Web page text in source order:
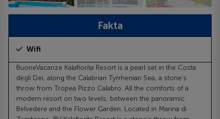
Fakta
Wifi
BuoneVacanze Kalafiorita Resort is a pearl set in the Costa
degli Dei, along the Calabrian Tyrrhenian Sea, a stone’s
throw from Tropea Pizzo Calabro. All the comforts of a
modern resort on two levels, between the panoramic
Belvedere and the Flower Garden. Located in Marina di